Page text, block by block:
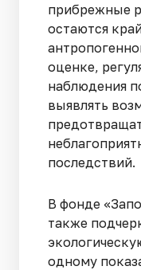
прибрежные
остаются
оценке,
наблюдения
выявлять
последствий.
В фонде
также
одному